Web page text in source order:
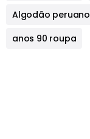
Algodão peruano
anos 90 roupa